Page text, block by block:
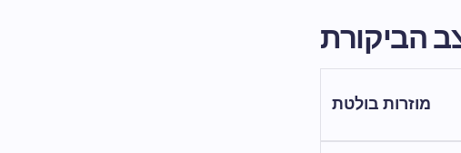
הביקורת
מוזרות בולטת